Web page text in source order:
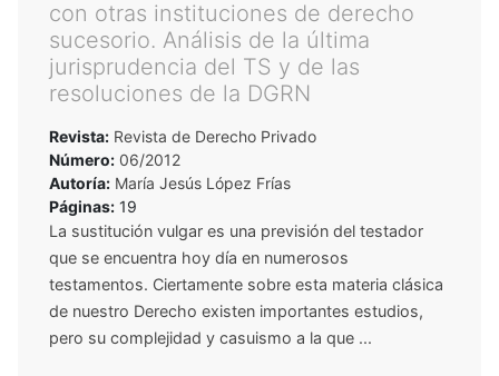
con otras instituciones de derecho
sucesorio. Análisis de la última
jurisprudencia del TS y de las
resoluciones de la DGRN
Revista: Revista de Derecho Privado
Número: 06/2012
Autoría: María Jesús López Frías
Páginas: 19
La sustitución vulgar es una previsión del testador
que se encuentra hoy día en numerosos
testamentos. Ciertamente sobre esta materia clásica
de nuestro Derecho existen importantes estudios,
pero su complejidad y casuismo a la que ...